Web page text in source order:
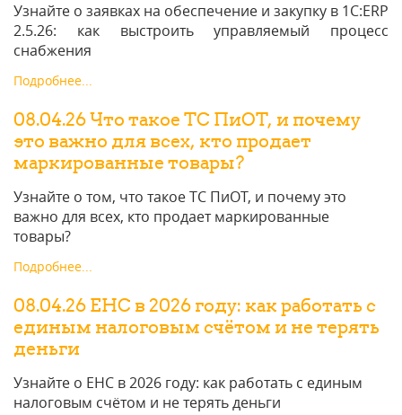
Узнайте о заявках на обеспечение и закупку в 1С:ERP
2.5.26: как выстроить управляемый процесс
снабжения
Подробнее...
08.04.26 Что такое ТС ПиОТ, и почему
это важно для всех, кто продает
маркированные товары?
Узнайте о том, что такое ТС ПиОТ, и почему это
важно для всех, кто продает маркированные
товары?
Подробнее...
08.04.26 ЕНС в 2026 году: как работать с
единым налоговым счётом и не терять
деньги
Узнайте о ЕНС в 2026 году: как работать с единым
налоговым счётом и не терять деньги